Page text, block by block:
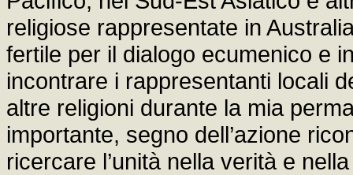
religiose rappresentate in
fertile per il dialogo ecumenico e
incontrare i rappresentanti locali
altre religioni durante la mia
importante, segno dell’azione
ricercare l’unità nella verità e